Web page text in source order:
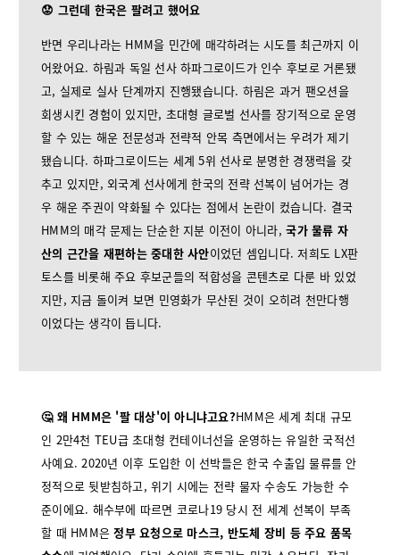
😟 그런데 한국은 팔려고 했어요
반면 우리나라는 HMM을 민간에 매각하려는 시도를 최근까지 이
어왔어요. 하림과 독일 선사 하파그로이드가 인수 후보로 거론됐
고, 실제로 실사 단계까지 진행됐습니다. 하림은 과거 팬오션을
회생시킨 경험이 있지만, 초대형 글로벌 선사를 장기적으로 운영
할 수 있는 해운 전문성과 전략적 안목 측면에서는 우려가 제기
됐습니다. 하파그로이드는 세계 5위 선사로 분명한 경쟁력을 갖
추고 있지만, 외국계 선사에게 한국의 전략 선복이 넘어가는 경
우 해운 주권이 약화될 수 있다는 점에서 논란이 컸습니다. 결국
HMM의 매각 문제는 단순한 지분 이전이 아니라,국가 물류 자
산의 근간을 재편하는 중대한 사안이었던 셈입니다. 저희도 LX판
토스를 비롯해 주요 후보군들의 적합성을 콘텐츠로 다룬 바 있었
지만, 지금 돌이켜 보면 민영화가 무산된 것이 오히려 천만다행
이었다는 생각이 듭니다.
🤔 왜 HMM은 '팔 대상'이 아니냐고요?HMM은 세계 최대 규모
인 2만4천 TEU급 초대형 컨테이너선을 운영하는 유일한 국적선
사예요. 2020년 이후 도입한 이 선박들은 한국 수출입 물류를 안
정적으로 뒷받침하고, 위기 시에는 전략 물자 수송도 가능한 수
준이에요. 해수부에 따르면 코로나19 당시 전 세계 선복이 부족
할 때 HMM은정부 요청으로 마스크, 반도체 장비 등 주요 품목